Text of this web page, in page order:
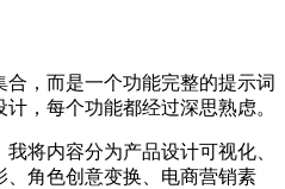
，而是一个功能完整的提示词
，每个功能都经过深思熟虑。
将内容分为产品设计可视化、
、角色创意变换、电商营销素